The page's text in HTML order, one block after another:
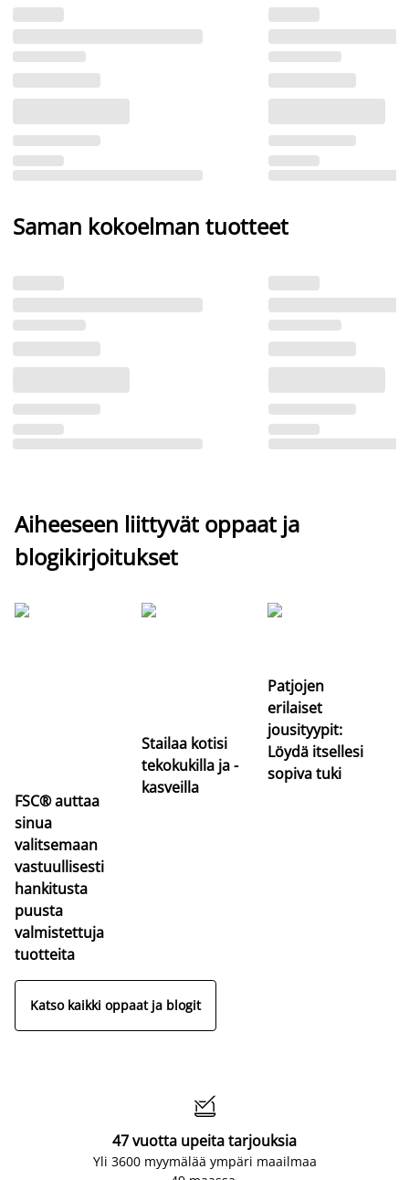
Saman kokoelman tuotteet
Aiheeseen liittyvät oppaat ja
blogikirjoitukset
FSC® auttaa
sinua
valitsemaan
vastuullisesti
hankitusta
puusta
valmistettuja
tuotteita
Stailaa kotisi
tekokukilla ja -
kasveilla
Patjojen
erilaiset
jousityypit:
Löydä itsellesi
sopiva tuki
Katso kaikki oppaat ja blogit

47 vuotta upeita tarjouksia
Yli 3600 myymälää ympäri maailmaa